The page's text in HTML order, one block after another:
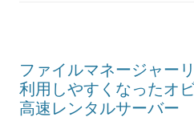
ファイルマネージャー
利用しやすくなったオ
高速レンタルサーバー